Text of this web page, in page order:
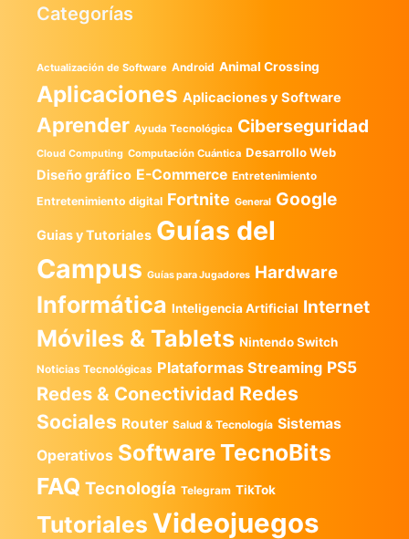
Categorías
Actualización de Software Android Animal Crossing
Aplicaciones Aplicaciones y Software
Aprender Ayuda Tecnológica Ciberseguridad
Cloud Computing Computación Cuántica Desarrollo Web
Diseño gráfico E-Commerce Entretenimiento
Entretenimiento digital Fortnite General Google
Guias y Tutoriales Guías del
Campus Guías para Jugadores Hardware
Informática Inteligencia Artificial Internet
Móviles & Tablets Nintendo Switch
Noticias Tecnológicas Plataformas Streaming PS5
Redes & Conectividad Redes
Sociales Router Salud & Tecnología Sistemas
Operativos SoftwareTecnoBits
FAQ Tecnología Telegram TikTok
Tutoriales Videojuegos